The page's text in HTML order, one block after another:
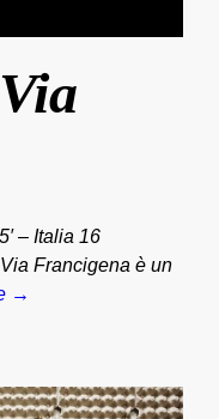
– Italia 16
Francigena è un
→